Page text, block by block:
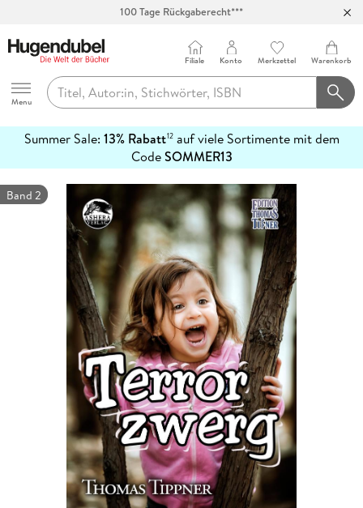
100 Tage Rückgaberecht***
Hugendubel
Menu
Filiale Konto Merkzettel Warenkorb
Summer Sale: 13% Rabatt12auf viele Sortimente mit dem
CodeSOMMER13
erfahren
Band 2